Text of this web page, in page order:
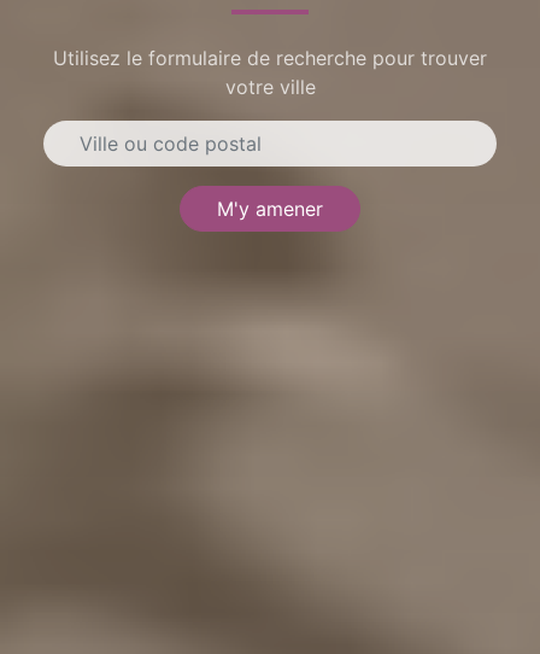
Utilisez le formulaire de recherche pour trouver
votre ville
M'y amener